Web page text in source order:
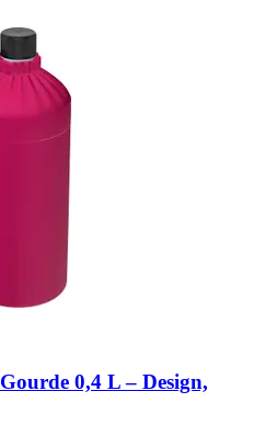
Gourde 0,4 L – Design,